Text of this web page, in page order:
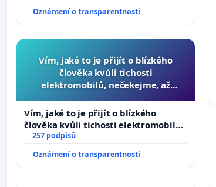
opakovat!
Oznámení o transparentnosti
Vím, jaké to je přijít o blízkého
člověka kvůli tichosti
elektromobilů, nečekejme, až
auta!
Vím, jaké to je přijít o blízkého
člověka kvůli tichosti elektromobilů,
nečekejme, až přibydou další,
257 podpisů
Oznámení o transparentnosti